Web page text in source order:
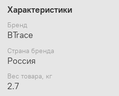
Характеристики
Бренд
BTrace
Страна бренда
Россия
Вес товара, кг
2.7